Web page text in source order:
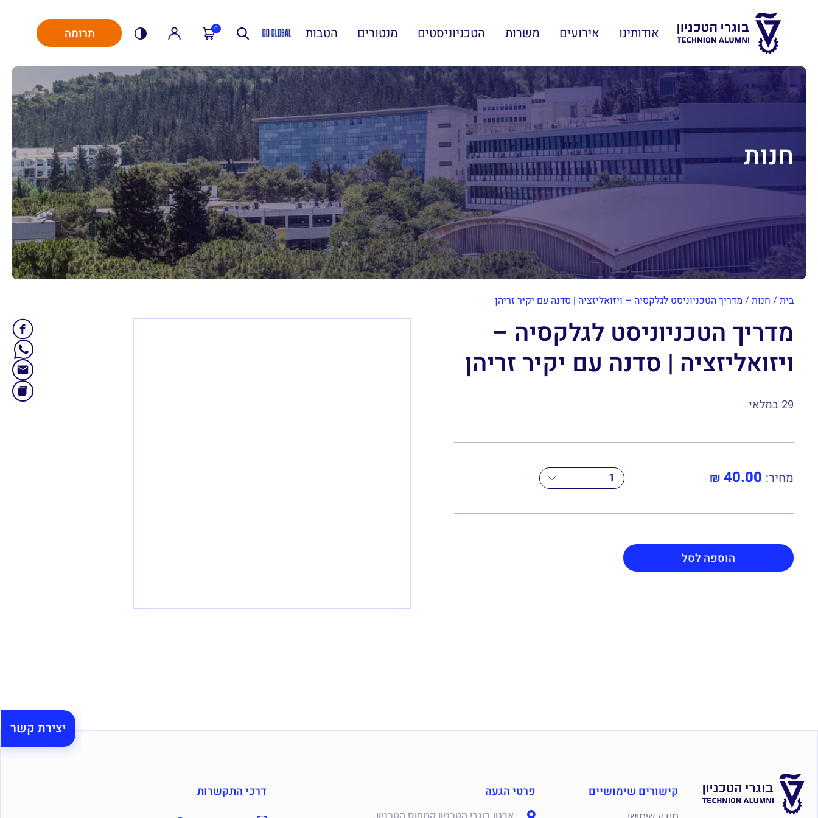
אודותינו אירועים משרות הטכניוניסטים מנטורים הטבות 0 תרומה
חנות
בית / חנות / מדריך הטכניוניסט לגלקסיה – ויזואליזציה | סדנה עם יקיר זריהן
מדריך הטכניוניסט לגלקסיה –
ויזואליזציה | סדנה עם יקיר זריהן
29 במלאי
מחיר: 40.00
₪
כמות
של
מדריך
לגלקסיה
-
הוספה לסל
יצירת קשר
קישורים שימושיים פרטי הגעה דרכי התקשרות